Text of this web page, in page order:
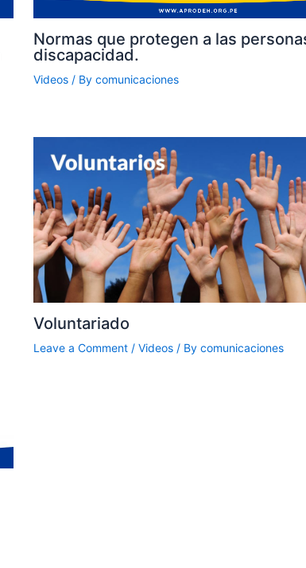
Normas que protegen a las
discapacidad.
Videos/ By comunicaciones
Voluntariado
Leave a Comment / Videos/ By comunicaciones